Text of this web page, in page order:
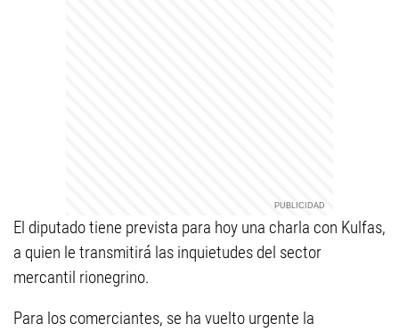
El diputado tiene prevista para hoy una charla con Kulfas,
a quien le transmitirá las inquietudes del sector
mercantil rionegrino.
Para los comerciantes, se ha vuelto urgente la